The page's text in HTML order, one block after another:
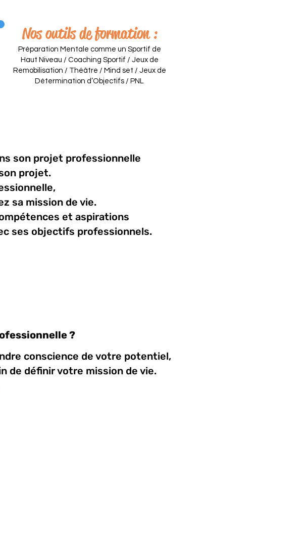
Nos outils de formation :
Préparation Mentale comme un Sportif de
Haut Niveau / Coaching Sportif / Jeux de
Remobilisation / Théâtre / Mind set / Jeux de
Détermination d’Objectifs / PNL
son projet professionnelle
projet.
sa mission de vie.
et aspirations
ses objectifs professionnels.
?
conscience de votre potentiel,
de définir votre mission de vie.